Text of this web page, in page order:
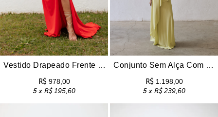
Vestido Drapeado Frente Única Com Fenda Pri – Laranja
R$ 978,00
5 x R$195,60
Conjunto Sem Alça Com Blusa Assimétrica e Saia Longa Siena – Amarelo-Limão
R$ 1.198,00
5 x R$239,60